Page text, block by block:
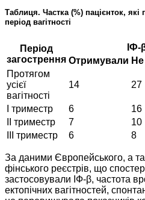
Таблиця. Частка (%) пацієнток, які
період вагітності
Період
загострення
ІФ-
Отримували
Протягом
усієї
вагітності
14 27
I триместр 6 16
II триместр
7 10
III триместр
6 8
За даними Європейського, а
фінського реєстрів, що
застосовували ІФ-β, частота
ектопічних вагітностей,